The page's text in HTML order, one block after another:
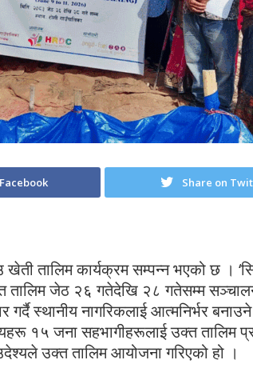
Share on
खेती तालिम कार्यक्रम सम्पन्न भएको छ ।
तालिम जेठ २६ गतेदेखि २८ गतेसम्म
स्थानीय नागरिकलाई आत्मनिर्भर
१५ जना सहभागीहरूलाई उक्त तालिम
उक्त तालिम आयोजना गरिएको हो ।